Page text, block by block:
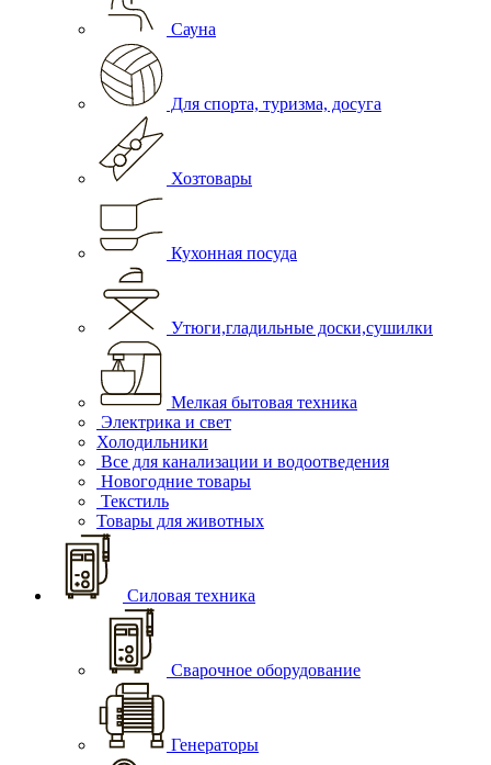
Сауна
Для спорта, туризма, досуга
Хозтовары
Кухонная посуда
Утюги,гладильные доски,сушилки
Мелкая бытовая техника
Электрика и свет
Холодильники
Все для канализации и водоотведения
Новогодние товары
Текстиль
Товары для животных
Силовая техника
Сварочное оборудование
Генераторы